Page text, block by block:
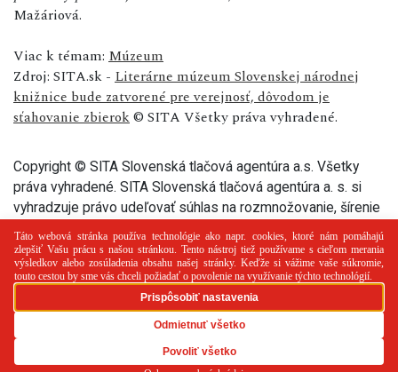
Mažáriová.
Viac k témam: Múzeum
Zdroj: SITA.sk - Literárne múzeum Slovenskej národnej
knižnice bude zatvorené pre verejnosť, dôvodom je
sťahovanie zbierok© SITA Všetky práva vyhradené.
Copyright © SITA Slovenská tlačová agentúra a.s. Všetky
práva vyhradené. SITA Slovenská tlačová agentúra a. s. si
vyhradzuje právo udeľovať súhlas na rozmnožovanie, šírenie
PR článok
používania cookies
RSS